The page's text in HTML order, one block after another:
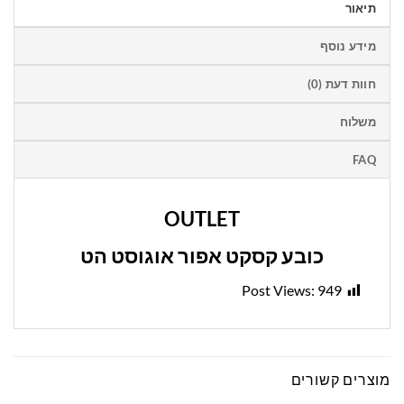
תיאור
מידע נוסף
חוות דעת (0)
משלוח
FAQ
OUTLET
כובע קסקט אפור אוגוסט הט
Post Views: 949
מוצרים קשורים